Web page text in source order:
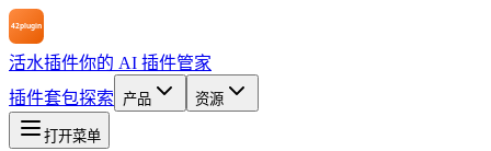
活水插件你的 AI 插件管家
插件套包探索 产品 资源
打开菜单